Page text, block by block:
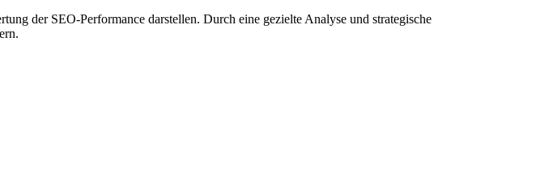
der SEO-Performance darstellen. Durch eine gezielte Analyse und strategische